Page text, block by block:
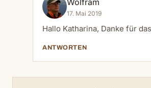
17. Mai 2019
Hallo Katharina, Danke für
ANTWORTEN